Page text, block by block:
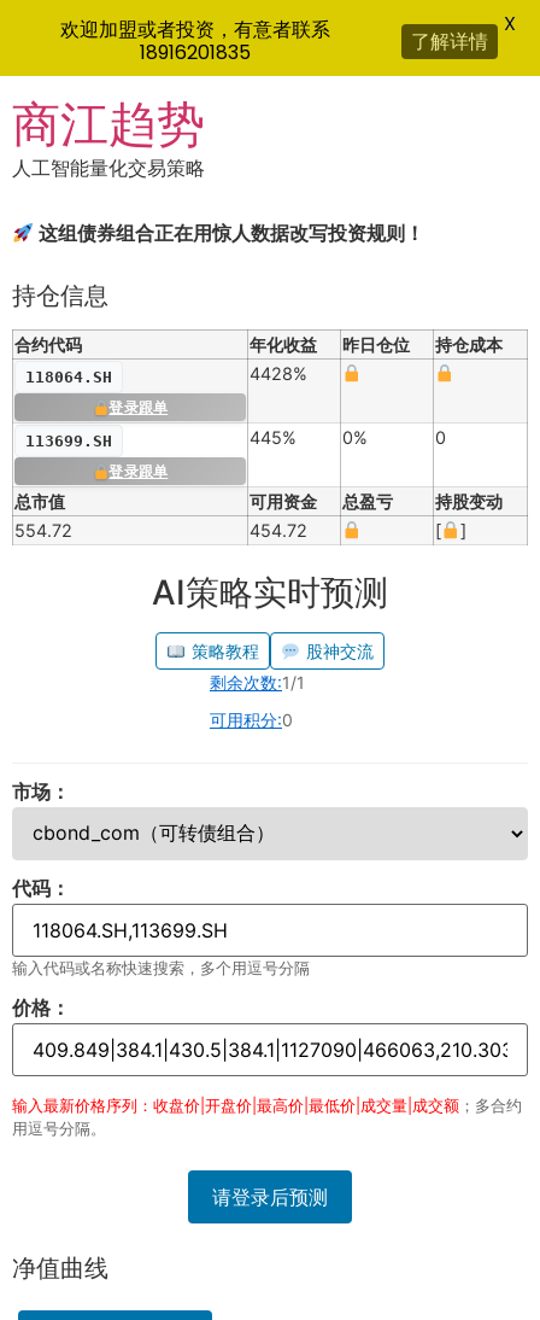
to
content
商江趋势
人工智能量化交易策略
这组债券组合正在用惊人数据改写投资规则！
持仓信息
合约代码 年化收益 昨日仓位 持仓成本
118064.SH
登录跟单
4428%
113699.SH
登录跟单
445% 0% 0
总市值 可用资金 总盈亏
持股变动
554.72
454.72 [ ]
AI策略实时预测
策略教程
股神交流
剩余次数:1/1
可用积分:0
市场：
代码：
输入代码或名称快速搜索，多个用逗号分隔
价格：
输入最新价格序列：收盘价|开盘价|最高价|最低价|成交量|成交额 ；多合约
用逗号分隔。
请登录后预测
净值曲线
欢迎加盟或者投资，有意者联系
18916201835
了解详情
X